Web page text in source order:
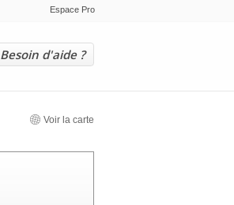
Espace Pro
Besoin d'aide ?
Voir la carte